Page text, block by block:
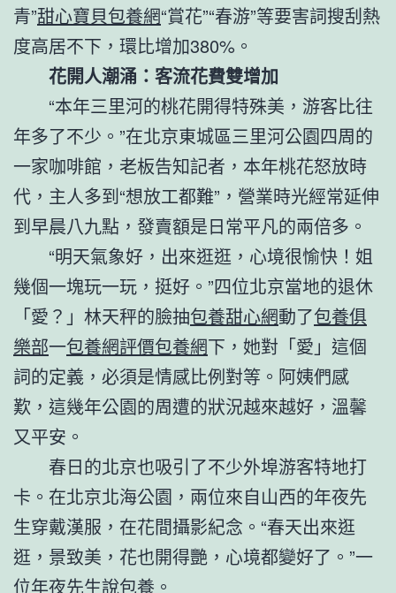
青”甜心寶貝包養網“賞花”“春游”等要害詞搜刮熱
度高居不下，環比增加380%。
花開人潮涌：客流花費雙增加
“本年三里河的桃花開得特殊美，游客比往
年多了不少。”在北京東城區三里河公園四周的
一家咖啡館，老板告知記者，本年桃花怒放時
代，主人多到“想放工都難”，營業時光經常延伸
到早晨八九點，發賣額是日常平凡的兩倍多。
“明天氣象好，出來逛逛，心境很愉快！姐
幾個一塊玩一玩，挺好。”四位北京當地的退休
「愛？」林天秤的臉抽包養甜心網動了包養俱
樂部一包養網評價包養網下，她對「愛」這個
詞的定義，必須是情感比例對等。阿姨們感
歎，這幾年公園的周遭的狀況越來越好，溫馨
又平安。
春日的北京也吸引了不少外埠游客特地打
卡。在北京北海公園，兩位來自山西的年夜先
生穿戴漢服，在花間攝影紀念。“春天出來逛
逛，景致美，花也開得艷，心境都變好了。”一
位年夜先生說包養 。